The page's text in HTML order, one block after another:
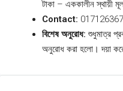
টাকা – এককালীন স্থায়ী
Contact:
বিশেষ অনুরোধ: শুধুমাত্র
অনুরোধ করা হলো। দয়া